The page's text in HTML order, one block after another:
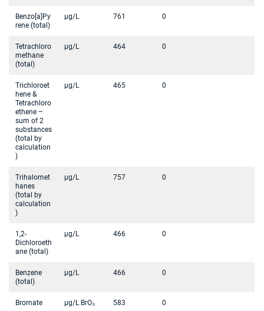
Benzo[a]Py
rene (total)
µg/L 761 0
Tetrachloro
methane
(total)
µg/L 464 0
Trichloroet
hene &
Tetrachloro
ethene –
sum of 2
substances
(total by
calculation
)
µg/L 465 0
Trihalomet
hanes
(total by
calculation
)
µg/L 757 0
1,2-
Dichloroeth
ane (total)
µg/L 466 0
Benzene
(total)
µg/L 466 0
Bromate µg/L BrO₃ 583 0